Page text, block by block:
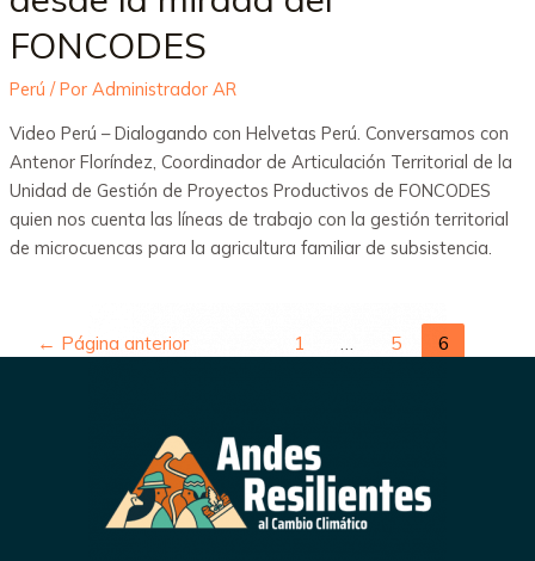
FONCODES
Perú / Por Administrador AR
Video Perú – Dialogando con Helvetas Perú. Conversamos con
Antenor Floríndez, Coordinador de Articulación Territorial de la
Unidad de Gestión de Proyectos Productivos de FONCODES
quien nos cuenta las líneas de trabajo con la gestión territorial
de microcuencas para la agricultura familiar de subsistencia.
← Página anterior 1 5 6